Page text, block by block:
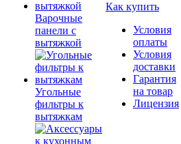
Варочные
панели с
вытяжкой
Угольные
фильтры к
вытяжкам
Как купить
Условия
оплаты
Условия
доставки
Гарантия
на товар
Лицензия